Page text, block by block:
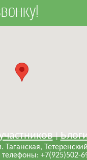
|
Таганская,
телефоны: +7(925)502-